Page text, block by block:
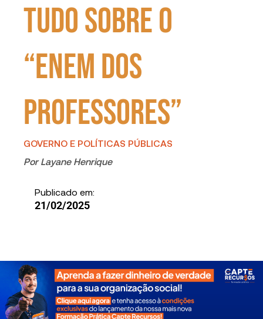
tudo sobre o
“Enem dos
Professores”
GOVERNO E POLÍTICAS PÚBLICAS
Por Layane Henrique
Publicado em:
21/02/2025